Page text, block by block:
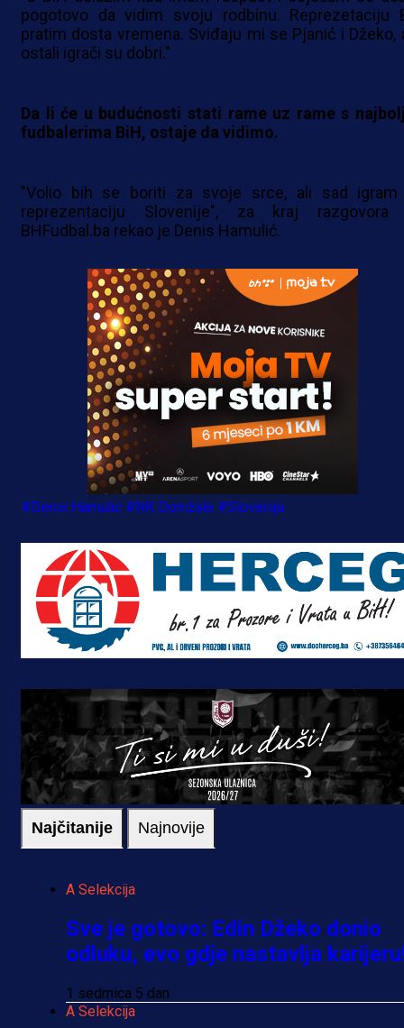
pogotovo da vidim svoju rodbinu. Reprezetaciju
pratim dosta vremena. Sviđaju mi se Pjanić i Džeko,
ostali igrači su dobri."
Da li će u budućnosti stati rame uz rame s
fudbalerima BiH, ostaje da vidimo.
"Volio bih se boriti za svoje srce, ali sad igram
reprezentaciju Slovenije", za kraj razgovora
BHFudbal.ba rekao je Denis Hamulić.
#Denis Hamulić #NK Domžale #Slovenija
Najčitanije Najnovije
A Selekcija
Sve je gotovo: Edin Džeko donio
odluku, evo gdje nastavlja
1 sedmica 5 dan
A Selekcija